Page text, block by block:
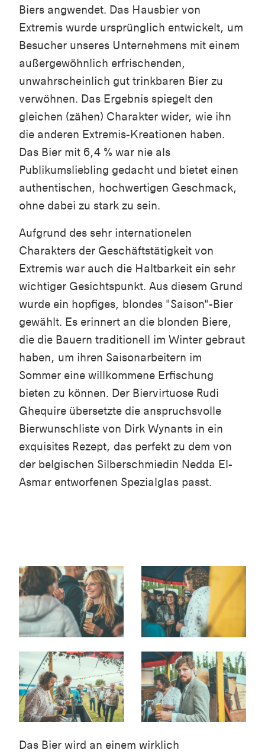
Biers angwendet. Das Hausbier von
Extremis wurde ursprünglich entwickelt, um
Besucher unseres Unternehmens mit einem
außergewöhnlich erfrischenden,
unwahrscheinlich gut trinkbaren Bier zu
verwöhnen. Das Ergebnis spiegelt den
gleichen (zähen) Charakter wider, wie ihn
die anderen Extremis-Kreationen haben.
Das Bier mit 6,4 % war nie als
Publikumsliebling gedacht und bietet einen
authentischen, hochwertigen Geschmack,
ohne dabei zu stark zu sein.
Aufgrund des sehr internationelen
Charakters der Geschäftstätigkeit von
Extremis war auch die Haltbarkeit ein sehr
wichtiger Gesichtspunkt. Aus diesem Grund
wurde ein hopfiges, blondes "Saison"-Bier
gewählt. Es erinnert an die blonden Biere,
die die Bauern traditionell im Winter gebraut
haben, um ihren Saisonarbeitern im
Sommer eine willkommene Erfischung
bieten zu können. Der Biervirtuose Rudi
Ghequire übersetzte die anspruchsvolle
Bierwunschliste von Dirk Wynants in ein
exquisites Rezept, das perfekt zu dem von
der belgischen Silberschmiedin Nedda El-
Asmar entworfenen Spezialglas passt.
Das Bier wird an einem wirklich